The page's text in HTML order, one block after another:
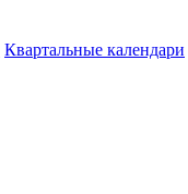
Квартальные календари